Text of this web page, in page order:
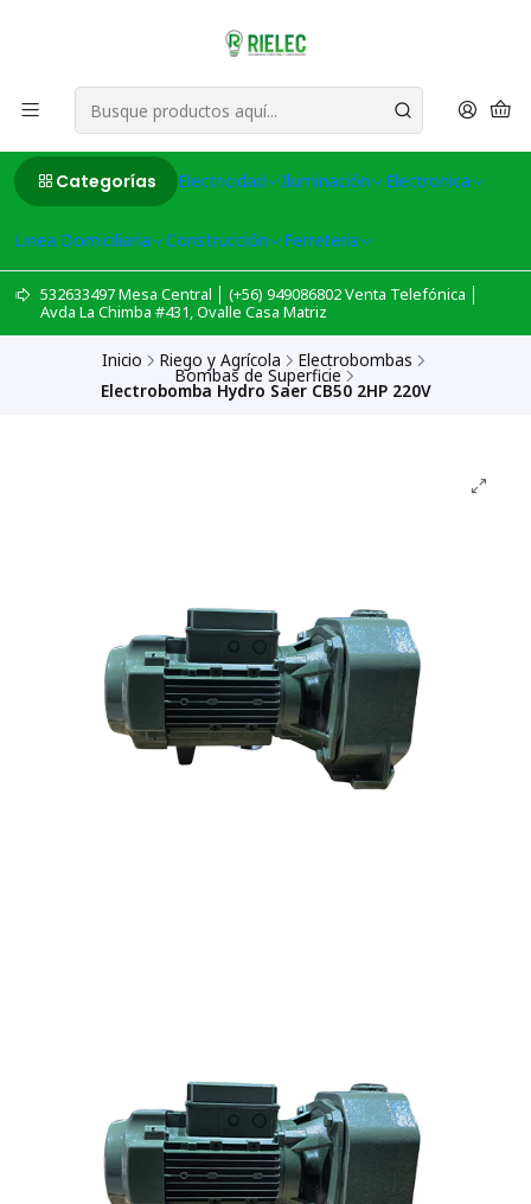
Categorías Electricidad Iluminación Electronica
Linea Domiciliaria Construcción Ferreteria
532633497 Mesa Central │ (+56) 949086802 Venta Telefónica │
Avda La Chimba #431, Ovalle Casa Matriz
Inicio Riego y Agrícola Electrobombas
Bombas de Superficie
Electrobomba Hydro Saer CB50 2HP 220V